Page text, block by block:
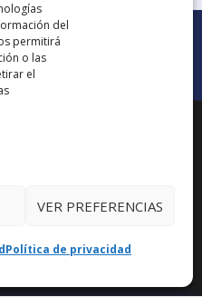
del
permitirá
o las
el
VER PREFERENCIAS
Política de privacidad